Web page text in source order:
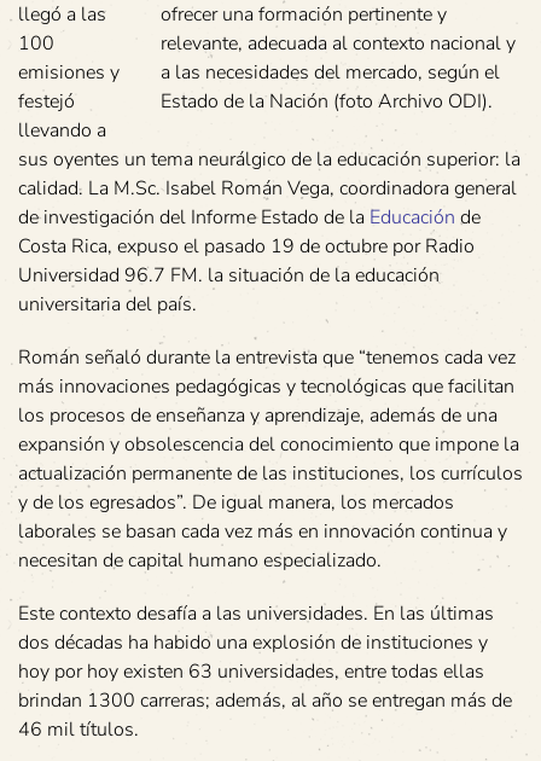
ofrecer una formación pertinente y
relevante, adecuada al contexto nacional y
a las necesidades del mercado, según el
Estado de la Nación (foto Archivo ODI).
llegó a las
100
emisiones y
festejó
llevando a
sus oyentes un tema neurálgico de la educación superior: la
calidad. La M.Sc. Isabel Román Vega, coordinadora general
de investigación del Informe Estado de la Educación de
Costa Rica, expuso el pasado 19 de octubre por Radio
Universidad 96.7 FM. la situación de la educación
universitaria del país.
Román señaló durante la entrevista que “tenemos cada vez
más innovaciones pedagógicas y tecnológicas que facilitan
los procesos de enseñanza y aprendizaje, además de una
expansión y obsolescencia del conocimiento que impone la
actualización permanente de las instituciones, los currículos
y de los egresados”. De igual manera, los mercados
laborales se basan cada vez más en innovación continua y
necesitan de capital humano especializado.
Este contexto desafía a las universidades. En las últimas
dos décadas ha habido una explosión de instituciones y
hoy por hoy existen 63 universidades, entre todas ellas
brindan 1300 carreras; además, al año se entregan más de
46 mil títulos.